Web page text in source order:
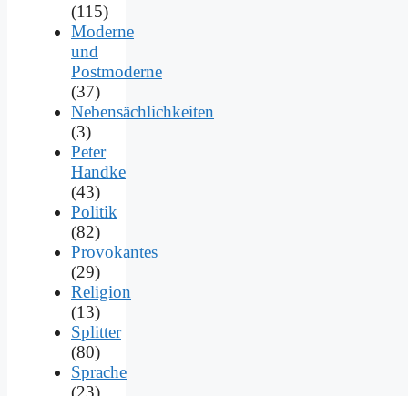
(115)
Moderne
und
Postmoderne
(37)
Nebensächlichkeiten
(3)
Peter
Handke
(43)
Politik
(82)
Provokantes
(29)
Religion
(13)
Splitter
(80)
Sprache
(23)